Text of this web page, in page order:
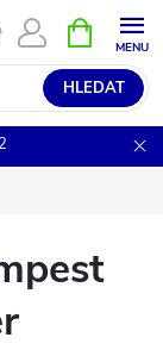
HLEDAT
NÁKUPNÍ
KOŠÍK